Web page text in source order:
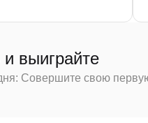
и выиграйте
Совершите свою